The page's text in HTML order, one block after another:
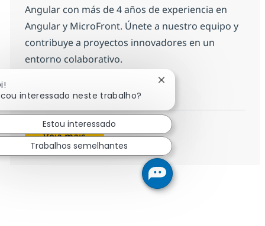
Angular con más de 4 años de experiencia en
Angular y MicroFront. Únete a nuestro equipo y
contribuye a proyectos innovadores en un
entorno colaborativo.
Desarrollador Frontend
Salvar Desarrollador Frontend
Veja mais
interessado neste trabalho?
Fechar notificação de
Estou interessado
Trabalhos semelhantes